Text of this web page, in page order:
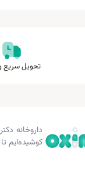
تحویل سریع
کوشیده‌ایم